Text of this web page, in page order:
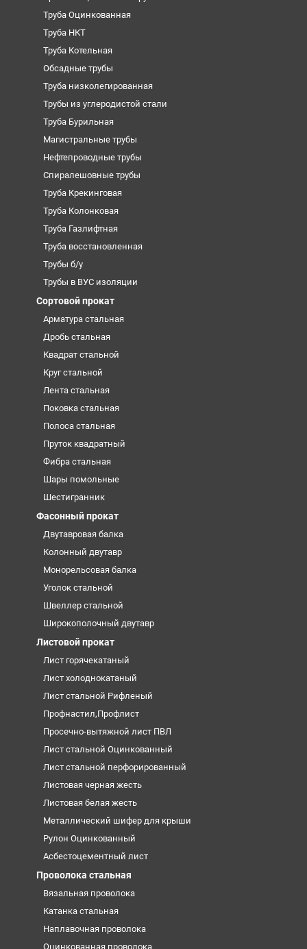
Труба Оцинкованная
Труба НКТ
Труба Котельная
Обсадные трубы
Труба низколегированная
Трубы из углеродистой стали
Труба Бурильная
Магистральные трубы
Нефтепроводные трубы
Спиралешовные трубы
Труба Крекинговая
Труба Колонковая
Труба Газлифтная
Труба восстановленная
Трубы б/у
Трубы в ВУС изоляции
Сортовой прокат
Арматура стальная
Дробь стальная
Квадрат стальной
Круг стальной
Лента стальная
Поковка стальная
Полоса стальная
Пруток квадратный
Фибра стальная
Шары помольные
Шестигранник
Фасонный прокат
Двутавровая балка
Колонный двутавр
Монорельсовая балка
Уголок стальной
Швеллер стальной
Широкополочный двутавр
Листовой прокат
Лист горячекатаный
Лист холоднокатаный
Лист стальной Рифленый
Профнастил,Профлист
Просечно-вытяжной лист ПВЛ
Лист стальной Оцинкованный
Лист стальной перфорированный
Листовая черная жесть
Листовая белая жесть
Металлический шифер для крыши
Рулон Оцинкованный
Асбестоцементный лист
Проволока стальная
Вязальная проволока
Катанка стальная
Наплавочная проволока
Оцинкованная проволока